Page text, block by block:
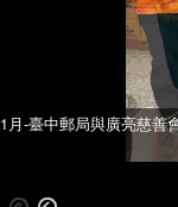
1月-臺中郵局與廣亮慈善
1月-臺中郵局與廣亮慈善